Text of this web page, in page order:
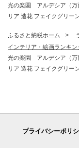
光の楽園 アルデシア（万
リア 造花 フェイクグリー
ふるさと納税ホーム
インテリア・絵画ランキン
光の楽園 アルデシア（万
リア 造花 フェイクグリー
プライバシーポリ